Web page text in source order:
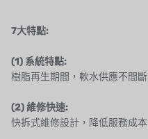
AZBIL (YAMATAKE)
OLTREMARE
7大特點:
(1) 系統特點:
樹脂再生期間，軟水供應不間斷
(2) 維修快速:
快拆式維修設計，降低服務成本